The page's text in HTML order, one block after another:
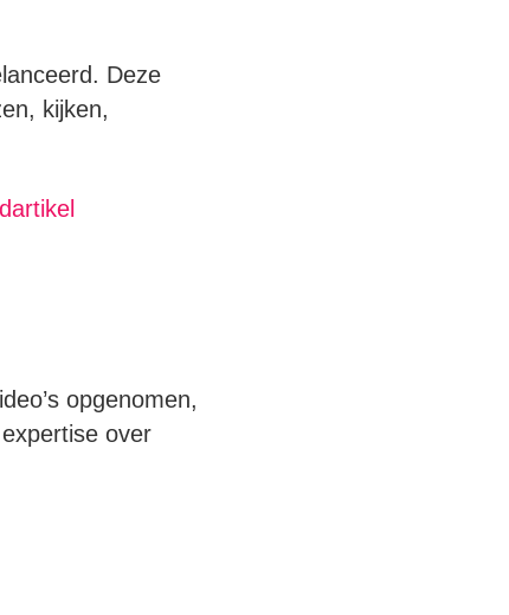
Deze
kijken,
opgenomen,
over